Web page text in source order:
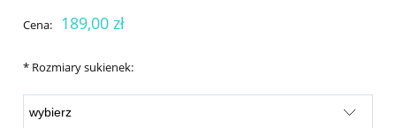
Cena: 189,00 zł
* Rozmiary sukienek: